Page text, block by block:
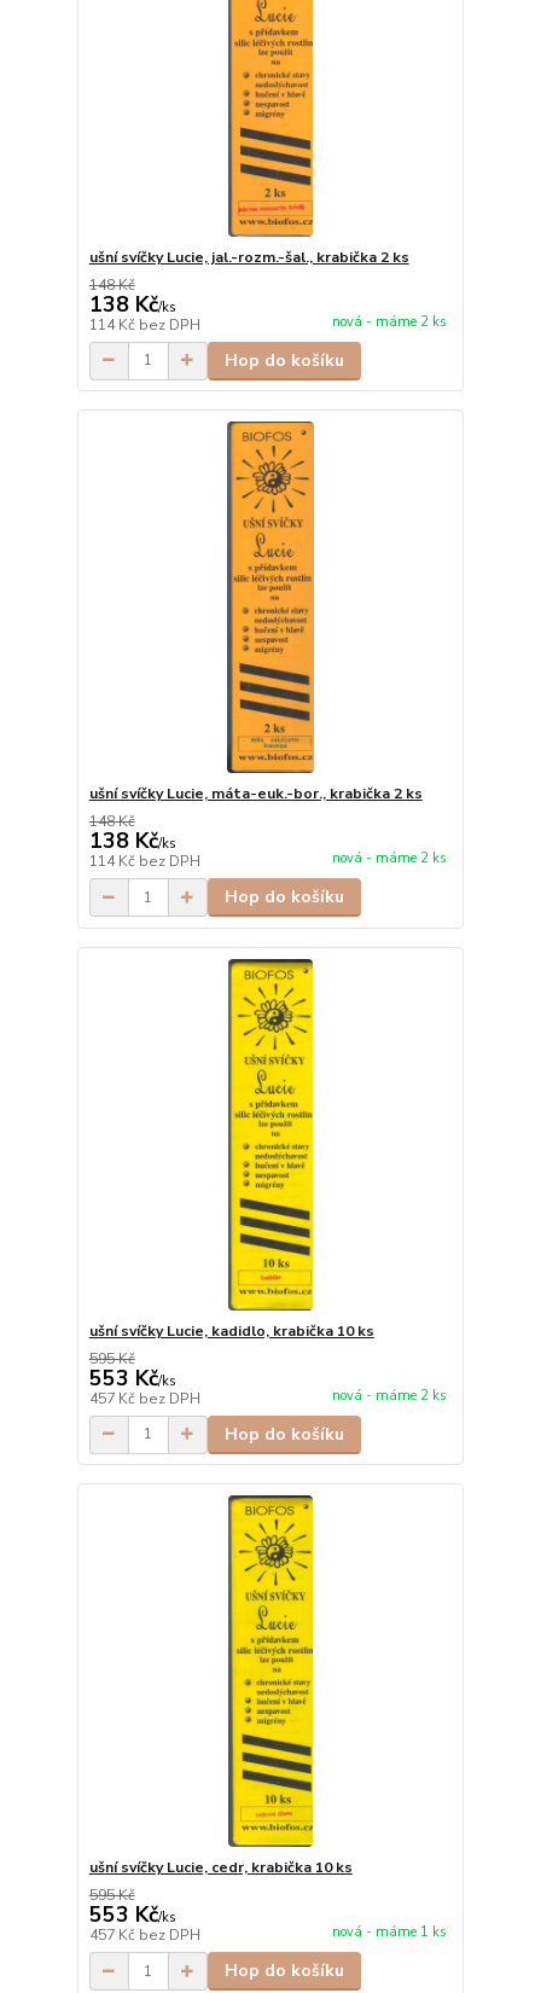
ušní svíčky Lucie, jal.-rozm.-šal., krabička 2 ks
148 Kč
138 Kč/ks
114 Kč bez DPH nová - máme 2 ks
Hop do košíku
ušní svíčky Lucie, máta-euk.-bor., krabička 2 ks
148 Kč
138 Kč/ks
114 Kč bez DPH nová - máme 2 ks
Hop do košíku
ušní svíčky Lucie, kadidlo, krabička 10 ks
595 Kč
553 Kč/ks
457 Kč bez DPH nová - máme 2 ks
Hop do košíku
ušní svíčky Lucie, cedr, krabička 10 ks
595 Kč
553 Kč/ks
457 Kč bez DPH nová - máme 1 ks
Hop do košíku